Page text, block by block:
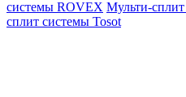
системы ROVEX Мульти-
сплит системы Tosot